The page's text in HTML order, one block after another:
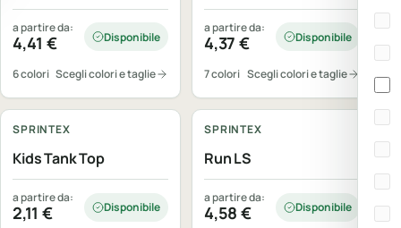
a partire da:
4,41€ Disponibile
6 colori Scegli colori e taglie
a partire da:
4,37€ Disponibile
7 colori Scegli colori e taglie
SPRINTEX
Kids Tank Top
a partire da:
2,11€ Disponibile
SPRINTEX
Run LS
a partire da:
4,58€ Disponibile